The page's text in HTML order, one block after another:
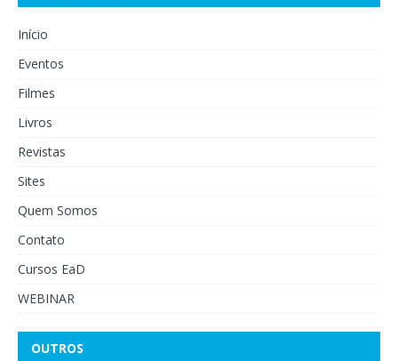
Início
Eventos
Filmes
Livros
Revistas
Sites
Quem Somos
Contato
Cursos EaD
WEBINAR
OUTROS